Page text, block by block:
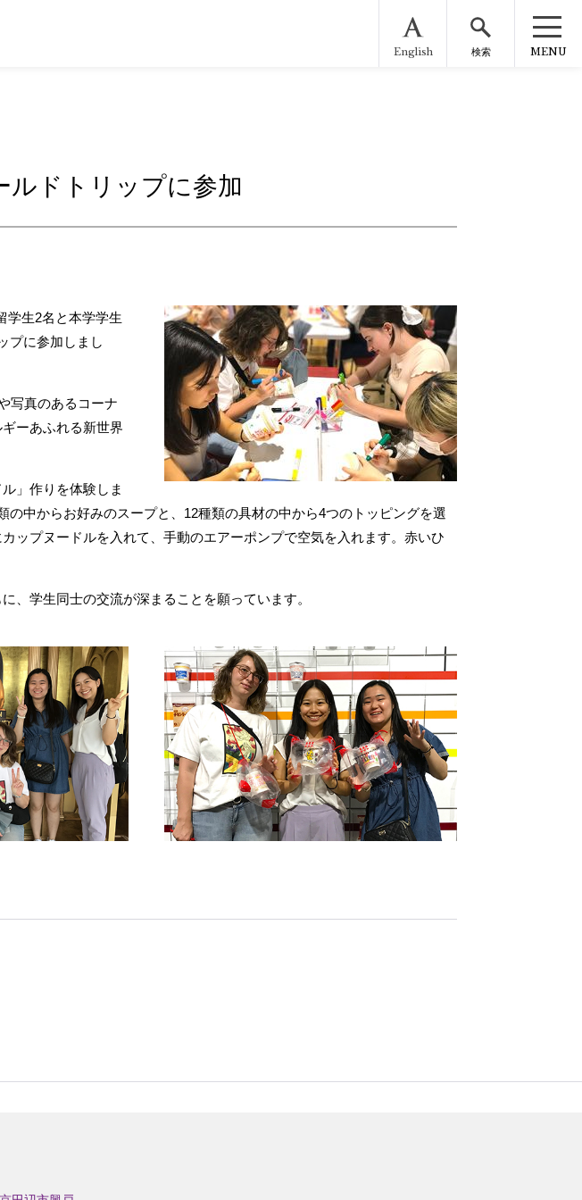
English 検索 MENU
ルドトリップに参加
学生2名と本学学生
プに参加しまし
写真のあるコーナ
ーあふれる新世界
」作りを体験しま
中からお好みのスープと、12種類の具材の中から4つのトッピングを選
ップヌードルを入れて、手動のエアーポンプで空気を入れます。赤いひ
、学生同士の交流が深まることを願っています。